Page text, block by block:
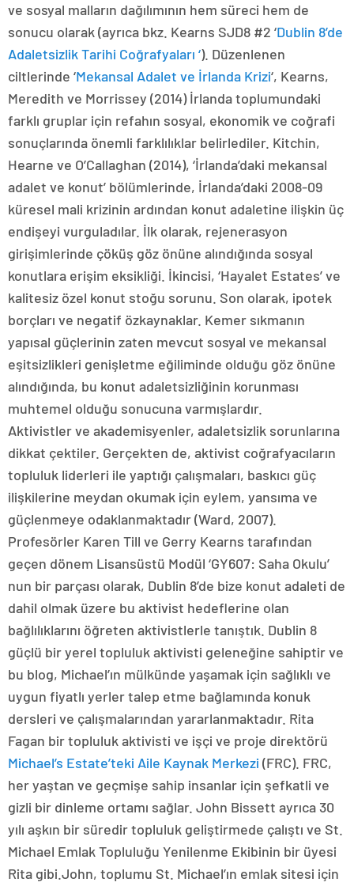
ve sosyal malların dağılımının hem süreci hem de
sonucu olarak (ayrıca bkz. Kearns SJD8 #2 ‘Dublin 8’de
Adaletsizlik Tarihi Coğrafyaları ‘). Düzenlenen
ciltlerinde ‘Mekansal Adalet ve İrlanda Krizi‘, Kearns,
Meredith ve Morrissey (2014) İrlanda toplumundaki
farklı gruplar için refahın sosyal, ekonomik ve coğrafi
sonuçlarında önemli farklılıklar belirlediler. Kitchin,
Hearne ve O’Callaghan (2014), ‘İrlanda’daki mekansal
adalet ve konut’ bölümlerinde, İrlanda’daki 2008-09
küresel mali krizinin ardından konut adaletine ilişkin üç
endişeyi vurguladılar. İlk olarak, rejenerasyon
girişimlerinde çöküş göz önüne alındığında sosyal
konutlara erişim eksikliği. İkincisi, ‘Hayalet Estates’ ve
kalitesiz özel konut stoğu sorunu. Son olarak, ipotek
borçları ve negatif özkaynaklar. Kemer sıkmanın
yapısal güçlerinin zaten mevcut sosyal ve mekansal
eşitsizlikleri genişletme eğiliminde olduğu göz önüne
alındığında, bu konut adaletsizliğinin korunması
muhtemel olduğu sonucuna varmışlardır.
Aktivistler ve akademisyenler, adaletsizlik sorunlarına
dikkat çektiler. Gerçekten de, aktivist coğrafyacıların
topluluk liderleri ile yaptığı çalışmaları, baskıcı güç
ilişkilerine meydan okumak için eylem, yansıma ve
güçlenmeye odaklanmaktadır (Ward, 2007).
Profesörler Karen Till ve Gerry Kearns tarafından
geçen dönem Lisansüstü Modül ‘GY607: Saha Okulu’
nun bir parçası olarak, Dublin 8’de bize konut adaleti de
dahil olmak üzere bu aktivist hedeflerine olan
bağlılıklarını öğreten aktivistlerle tanıştık. Dublin 8
güçlü bir yerel topluluk aktivisti geleneğine sahiptir ve
bu blog, Michael’ın mülkünde yaşamak için sağlıklı ve
uygun fiyatlı yerler talep etme bağlamında konuk
dersleri ve çalışmalarından yararlanmaktadır. Rita
Fagan bir topluluk aktivisti ve işçi ve proje direktörü
Michael’s Estate’teki Aile Kaynak Merkezi (FRC). FRC,
her yaştan ve geçmişe sahip insanlar için şefkatli ve
gizli bir dinleme ortamı sağlar. John Bissett ayrıca 30
yılı aşkın bir süredir topluluk geliştirmede çalıştı ve St.
Michael Emlak Topluluğu Yenilenme Ekibinin bir üyesi
Rita gibi.John, toplumu St. Michael’ın emlak sitesi için